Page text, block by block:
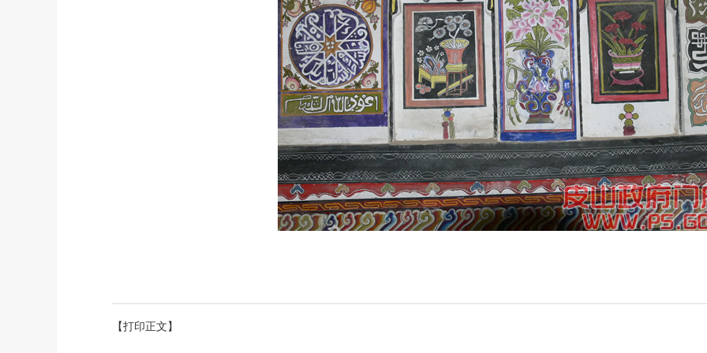
【打印正文】